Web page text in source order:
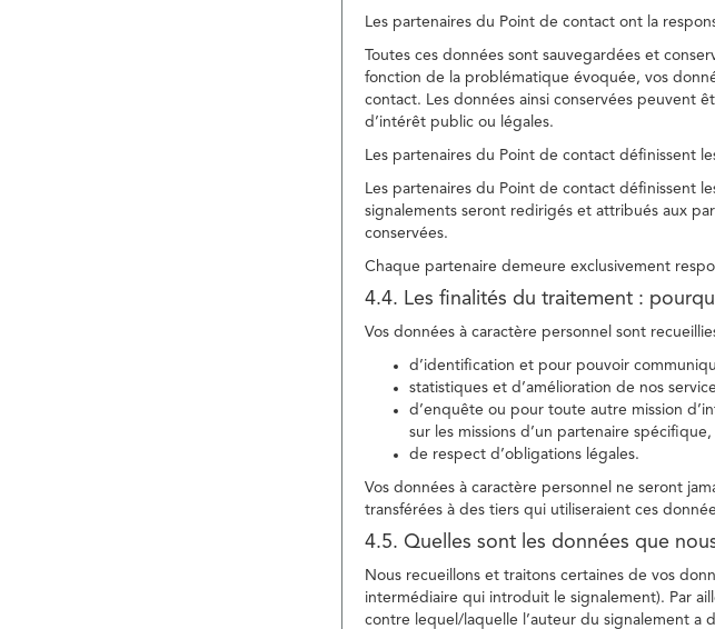
Les partenaires du Point de contact ont la
Toutes ces données sont sauvegardées et
fonction de la problématique évoquée, vos
contact. Les données ainsi conservées peuvent
d’intérêt public ou légales.
Les partenaires du Point de contact définissent
Les partenaires du Point de contact définissent
signalements seront redirigés et attribués aux
conservées.
Chaque partenaire demeure exclusivement
4.4. Les finalités du traitement :
Vos données à caractère personnel sont
d’identification et pour pouvoir
statistiques et d’amélioration de nos
d’enquête ou pour toute autre mission
sur les missions d’un partenaire
de respect d’obligations légales.
Vos données à caractère personnel ne seront
transférées à des tiers qui utiliseraient ces
4.5. Quelles sont les données que
Nous recueillons et traitons certaines de vos
intermédiaire qui introduit le signalement). Par
contre lequel/laquelle l’auteur du signalement a